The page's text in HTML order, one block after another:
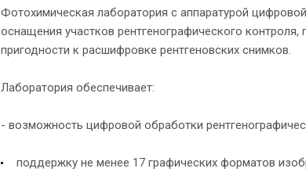
Фотохимическая лаборатория с аппаратурой
оснащения участков рентгенографического
пригодности к расшифровке рентгеновских снимков.
Лаборатория обеспечивает:
- возможность цифровой обработки
поддержку не менее 17 графических форматов